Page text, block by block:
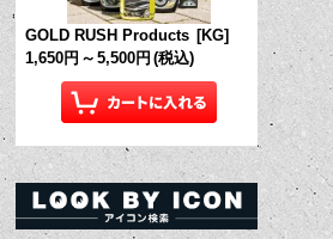
GOLD RUSH Products [KG]
1,650円 ～ 5,500円 (税込)